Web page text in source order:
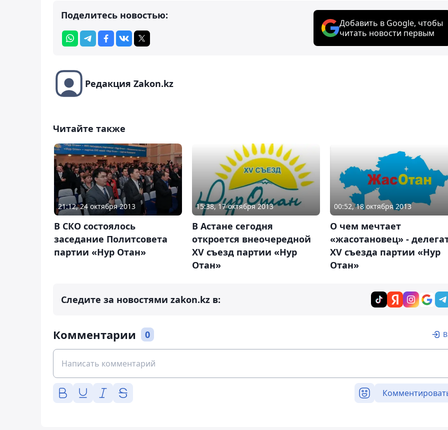
Поделитесь новостью:
Добавить в Google, чтобы
читать новости первым
Редакция Zakon.kz
Читайте также
21:12, 24 октября 2013
В СКО состоялось
заседание Политсовета
партии «Нур Отан»
15:38, 17 октября 2013
В Астане сегодня
откроется внеочередной
XV съезд партии «Нур
Отан»
00:52, 18 октября 2013
О чем мечтает
«жасотановец» -
XV съезда партии «Нур
Отан»
Следите за новостями zakon.kz в:
Комментарии 0